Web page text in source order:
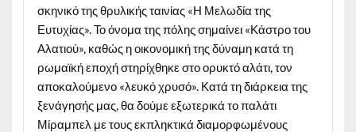
σκηνικό της θρυλικής ταινίας «Η Μελωδία της
Ευτυχίας». Το όνομα της πόλης σημαίνει «Κάστρο του
Αλατιού», καθώς η οικονομική της δύναμη κατά τη
ρωμαϊκή εποχή στηρίχθηκε στο ορυκτό αλάτι, τον
αποκαλούμενο «λευκό χρυσό». Κατά τη διάρκεια της
ξενάγησής μας, θα δούμε εξωτερικά το παλάτι
Μίραμπελ με τους εκπληκτικά διαμορφωμένους